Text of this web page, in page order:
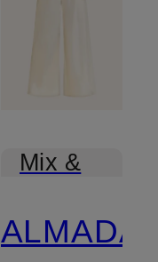
Mix &
ALMADA